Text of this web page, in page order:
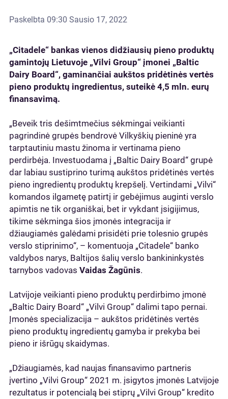
Paskelbta 09:30 Sausio 17, 2022
„Citadele“ bankas vienos didžiausių pieno produktų
gamintojų Lietuvoje „Vilvi Group“ įmonei „Baltic
Dairy Board“, gaminančiai aukštos pridėtinės vertės
pieno produktų ingredientus, suteikė 4,5 mln. eurų
finansavimą.
„Beveik tris dešimtmečius sėkmingai veikianti
pagrindinė grupės bendrovė Vilkyškių pieninė yra
tarptautiniu mastu žinoma ir vertinama pieno
perdirbėja. Investuodama į „Baltic Dairy Board“ grupė
dar labiau sustiprino turimą aukštos pridėtinės vertės
pieno ingredientų produktų krepšelį. Vertindami „Vilvi“
komandos ilgametę patirtį ir gebėjimus auginti verslo
apimtis ne tik organiškai, bet ir vykdant įsigijimus,
tikime sėkminga šios įmonės integracija ir
džiaugiamės galėdami prisidėti prie tolesnio grupės
verslo stiprinimo“, – komentuoja „Citadele“ banko
valdybos narys, Baltijos šalių verslo bankininkystės
tarnybos vadovas Vaidas Žagūnis.
Latvijoje veikianti pieno produktų perdirbimo įmonė
„Baltic Dairy Board“ „Vilvi Group“ dalimi tapo pernai.
Įmonės specializacija – aukštos pridėtinės vertės
pieno produktų ingredientų gamyba ir prekyba bei
pieno ir išrūgų skaidymas.
„Džiaugiamės, kad naujas finansavimo partneris
įvertino „Vilvi Group“ 2021 m. įsigytos įmonės Latvijoje
rezultatus ir potencialą bei stiprų „Vilvi Group“ kredito